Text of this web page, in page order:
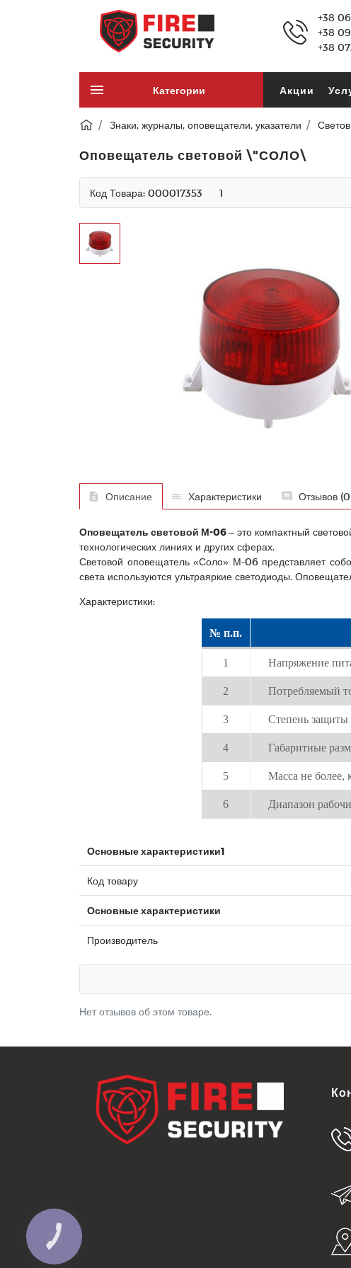
+38
+38
+38
Категории Акции
Знаки, журналы, оповещатели, указатели
Оповещатель световой \"СОЛО\
Код Товара: 000017353 1
Описание Характеристики Отзывов
Оповещатель световой М-06– это компактный
технологических линиях и других сферах.
Световой оповещатель «Соло» М-06 представляет
света используются ультраяркие светодиоды.
Характеристики:
№ п.п.
1 Напряжение
2 Потребляемый
3 Степень защиты
4 Габаритные
5 Масса не более,
6 Диапазон
Основные характеристики1
Код товару
Основные характеристики
Производитель
Нет отзывов об этом товаре.
КНОПКА
ЗВ'ЯЗКУ